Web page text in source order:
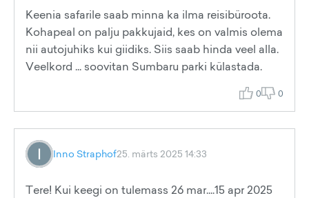
Keenia safarile saab minna ka ilma reisibüroota.
Kohapeal on palju pakkujaid, kes on valmis olema
nii autojuhiks kui giidiks. Siis saab hinda veel alla.
Veelkord ... soovitan Sumbaru parki külastada.
0 0
Inno Straphof25. märts 2025 14:33
Tere! Kui keegi on tulemass 26 mar....15 apr 2025